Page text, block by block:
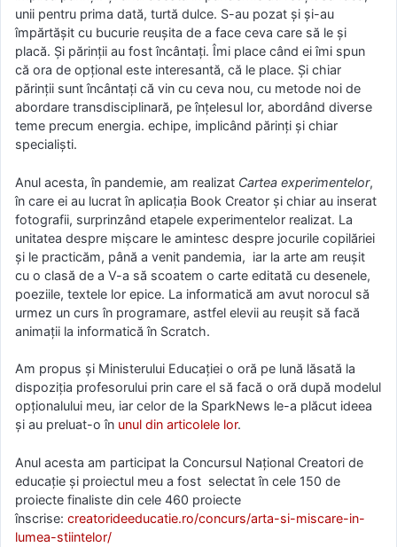
unii pentru prima dată, turtă dulce. S-au pozat și și-au
împărtășit cu bucurie reușita de a face ceva care să le și
placă. Și părinții au fost încântați. Îmi place când ei îmi spun
că ora de opțional este interesantă, că le place. Și chiar
părinții sunt încântați că vin cu ceva nou, cu metode noi de
abordare transdisciplinară, pe înțelesul lor, abordând diverse
teme precum energia. echipe, implicând părinți și chiar
specialiști.
Anul acesta, în pandemie, am realizat Cartea experimentelor,
în care ei au lucrat în aplicația Book Creator și chiar au inserat
fotografii, surprinzând etapele experimentelor realizat. La
unitatea despre mișcare le amintesc despre jocurile copilăriei
și le practicăm, până a venit pandemia, iar la arte am reușit
cu o clasă de a V-a să scoatem o carte editată cu desenele,
poeziile, textele lor epice. La informatică am avut norocul să
urmez un curs în programare, astfel elevii au reușit să facă
animații la informatică în Scratch.
Am propus și Ministerului Educației o oră pe lună lăsată la
dispoziția profesorului prin care el să facă o oră după modelul
opționalului meu, iar celor de la SparkNews le-a plăcut ideea
și au preluat-o în unul din articolele lor.
Anul acesta am participat la Concursul Național Creatori de
educație și proiectul meu a fost selectat în cele 150 de
proiecte finaliste din cele 460 proiecte
înscrise: creatorideeducatie.ro/concurs/arta-si-miscare-in-
lumea-stiintelor/